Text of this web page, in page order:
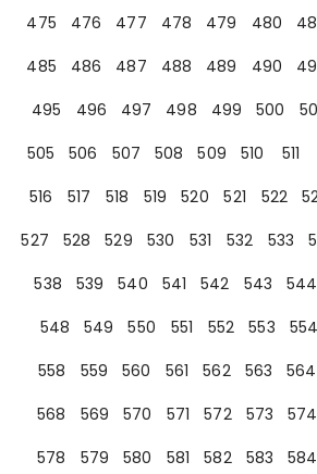
475
476 477 478 479 480
485
486 487 488 489 490
495
496 497 498 499 500
505
506 507 508 509 510 511
516
517 518 519 520 521 522
527
528 529 530 531 532 533
538
539 540 541 542 543 544
548
549 550 551 552 553 554
558
559 560 561 562 563 564
568
569 570 571 572 573 574
578
579 580 581 582 583 584